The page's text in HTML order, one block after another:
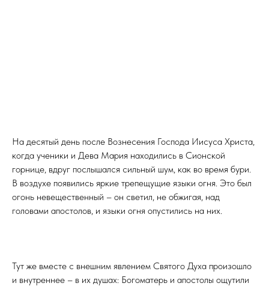
На десятый день после Вознесения Господа Иисуса Христа,
когда ученики и Дева Мария находились в Сионской
горнице, вдруг послышался сильный шум, как во время бури.
В воздухе появились яркие трепещущие языки огня. Это был
огонь невещественный – он светил, не обжигая, над
головами апостолов, и языки огня опустились на них.
Тут же вместе с внешним явлением Святого Духа произошло
и внутреннее – в их душах: Богоматерь и апостолы ощутили